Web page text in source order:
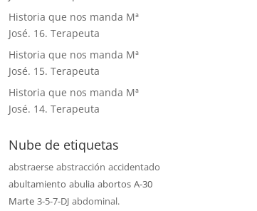
Historia que nos manda Mª
José. 16. Terapeuta
Historia que nos manda Mª
José. 15. Terapeuta
Historia que nos manda Mª
José. 14. Terapeuta
Nube de etiquetas
abstraerse abstracción accidentado
abultamiento abulia abortos A-30
Marte 3-5-7-DJ abdominal.